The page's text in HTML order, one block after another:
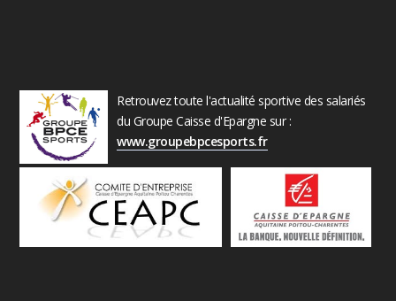
Retrouvez toute l'actualité sportive des salariés
du Groupe Caisse d'Epargne sur :
www.groupebpcesports.fr